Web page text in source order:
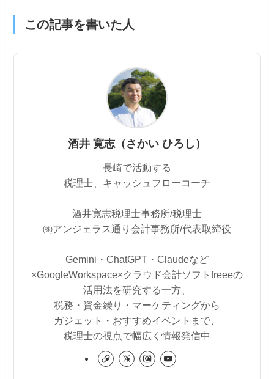
この記事を書いた人
酒井 寛志（さかい ひろし）
長崎で活動する
税理士、キャッシュフローコーチ
酒井寛志税理士事務所/税理士
㈱アンジェラス通り会計事務所/代表取締役
Gemini・ChatGPT・Claudeなど
×GoogleWorkspace×クラウド会計ソフトfreeeの
活用法を研究する一方、
税務・資金繰り・マーケティングから
ガジェット・おすすめイベントまで、
税理士の視点で幅広く情報発信中